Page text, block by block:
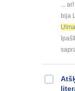
...
bija